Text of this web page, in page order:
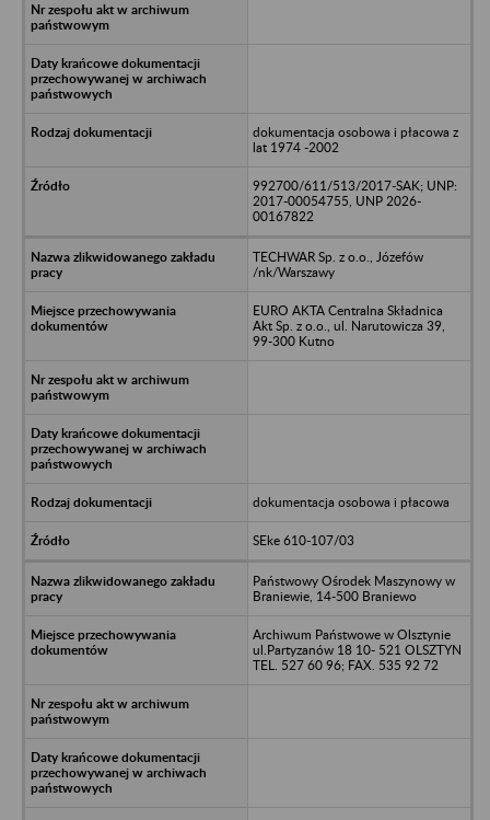
dokumentacja osobowa i płacowa z
lat 1974 -2002
992700/611/513/2017-SAK; UNP:
2017-00054755, UNP 2026-
00167822
TECHWAR Sp. z o.o., Józefów
/nk/Warszawy
EURO AKTA Centralna Składnica
Akt Sp. z o.o., ul. Narutowicza 39,
99-300 Kutno
dokumentacja osobowa i płacowa
SEke 610-107/03
Państwowy Ośrodek Maszynowy w
Braniewie, 14-500 Braniewo
Archiwum Państwowe w Olsztynie
ul.Partyzanów 18 10- 521 OLSZTYN
TEL. 527 60 96; FAX. 535 92 72